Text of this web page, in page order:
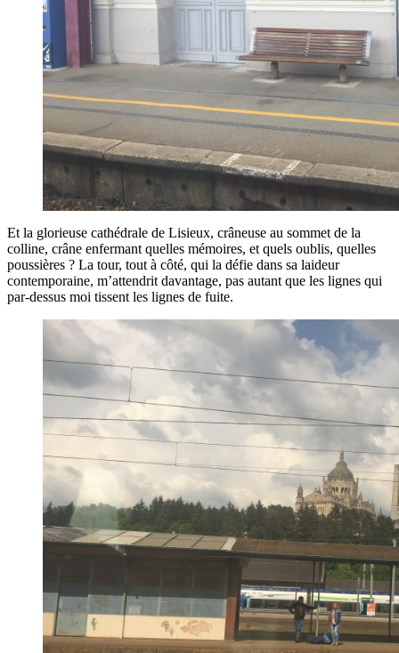
Et la glorieuse cathédrale de Lisieux, crâneuse au sommet de la
colline, crâne enfermant quelles mémoires, et quels oublis, quelles
poussières ? La tour, tout à côté, qui la défie dans sa laideur
contemporaine, m’attendrit davantage, pas autant que les lignes qui
par-dessus moi tissent les lignes de fuite.